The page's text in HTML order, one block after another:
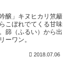
醸」キヌヒカリ笊籬
こぼれでてくる甘味
篩（ふるい）から出
ーワン。
2018.07.06